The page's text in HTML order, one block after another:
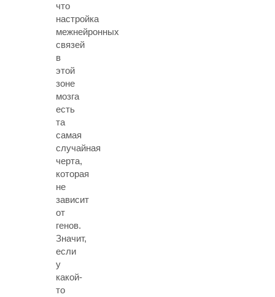
что
настройка
межнейронных
связей
в
этой
зоне
мозга
есть
та
самая
случайная
черта,
которая
не
зависит
от
генов.
Значит,
если
у
какой-
то